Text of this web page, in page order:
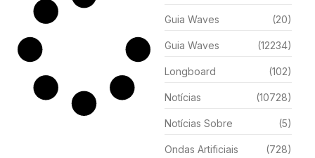
Guia Waves (20)
Guia Waves (12234)
Longboard (102)
Notícias (10728)
Notícias Sobre (5)
Ondas Artificiais (728)